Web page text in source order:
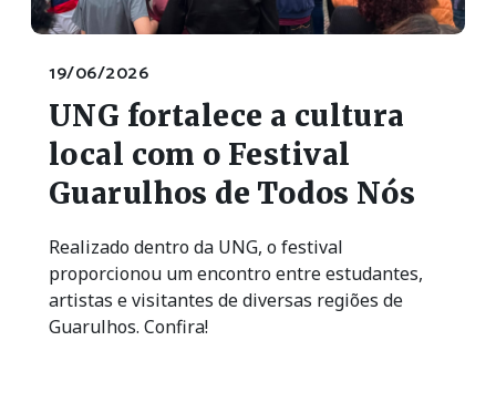
19/06/2026
UNG fortalece a cultura
local com o Festival
Guarulhos de Todos Nós
Realizado dentro da UNG, o festival
proporcionou um encontro entre estudantes,
artistas e visitantes de diversas regiões de
Guarulhos. Confira!